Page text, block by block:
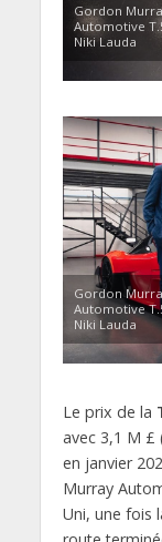
Gordon
Automotive
Niki Lauda
Gordon
Automotive
Niki Lauda
Le prix de la
avec 3,1 M £
en janvier
Murray
Uni, une fois